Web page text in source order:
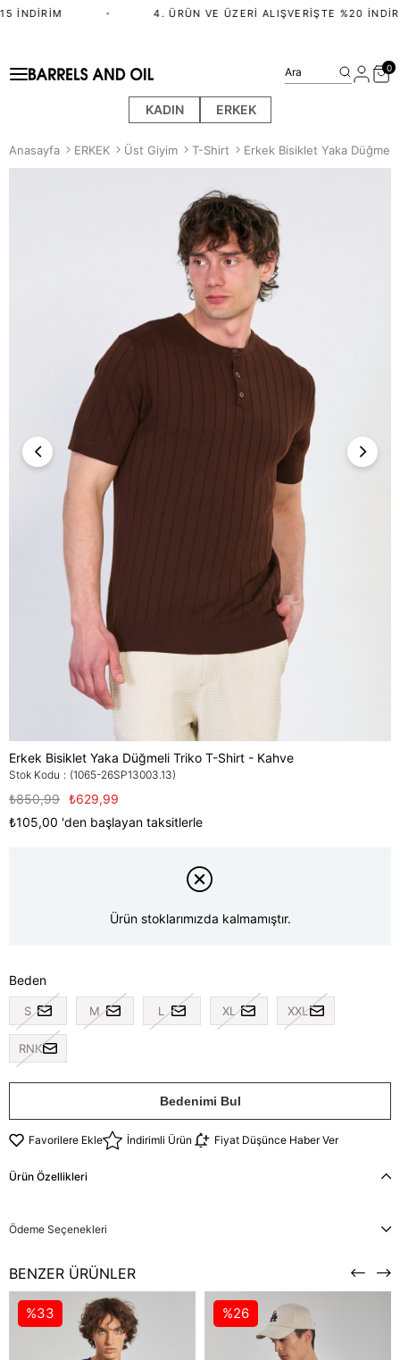
İNDIRIM 4. ÜRÜN VE ÜZERI ALIŞVERIŞTE %20
KADIN ERKEK
Ara 0
Anasayfa ERKEK Üst Giyim T-Shirt Erkek Bisiklet Yaka
Erkek Bisiklet Yaka Düğmeli Triko T-Shirt - Kahve
Stok Kodu (1065-26SP13003.13)
₺850,99 ₺629,99
₺105,00 'den başlayan taksitlerle
Ürün stoklarımızda kalmamıştır.
Beden
S M L XL XXL
RNK
Bedenimi Bul
Favorilere Ekle İndirimli Ürün Fiyat Düşünce Haber Ver
Ürün Özellikleri
Ödeme Seçenekleri
BENZER ÜRÜNLER
%33 %26